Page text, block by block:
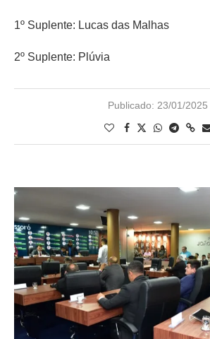
1º Suplente: Lucas das Malhas
2º Suplente: Plúvia
Publicado: 23/01/2025